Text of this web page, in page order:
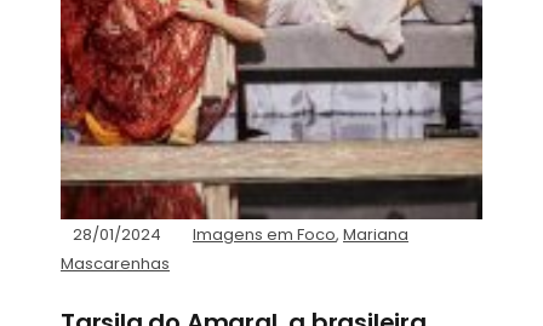
28/01/2024 Imagens em Foco, Mariana
Mascarenhas